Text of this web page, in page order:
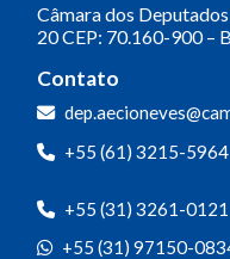
Câmara dos Deputados
20CEP: 70.160-900 –
Contato
+55 (61) 3215-5964
+55 (31) 3261-0121
+55 (31) 97150-